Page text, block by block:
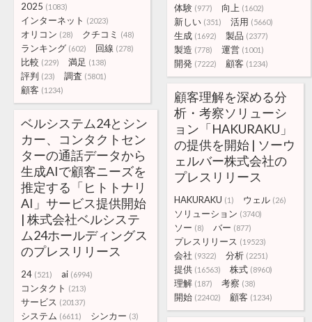
体験 (977) 向上 (1602)
新しい (351) 活用 (5660)
生成 (1692) 製品 (2377)
製造 (778) 運営 (1001)
開発 (7222) 顧客 (1234)
2025 (1083)
インターネット (2023)
オリコン (28) クチコミ (48)
ランキング (602) 回線 (278)
比較 (229) 満足 (138)
評判 (23) 調査 (5801)
顧客 (1234)
顧客理解を深める分
析・考察ソリューシ
ョン「HAKURAKU」
の提供を開始 | ソーウ
ェルバー株式会社の
プレスリリース
HAKURAKU (1) ウェル (26)
ソリューション (3740)
ソー (8) バー (877)
プレスリリース (19523)
会社 (9322) 分析 (2251)
提供 (16563) 株式 (8960)
理解 (187) 考察 (38)
開始 (22402) 顧客 (1234)
ベルシステム24とシン
カー、コンタクトセン
ターの通話データから
生成AIで顧客ニーズを
推定する「ヒトトナリ
AI」サービス提供開始
| 株式会社ベルシステ
ム24ホールディングス
のプレスリリース
24 (521) ai (6994)
コンタクト (213)
サービス (20137)
システム (6611) シンカー (3)